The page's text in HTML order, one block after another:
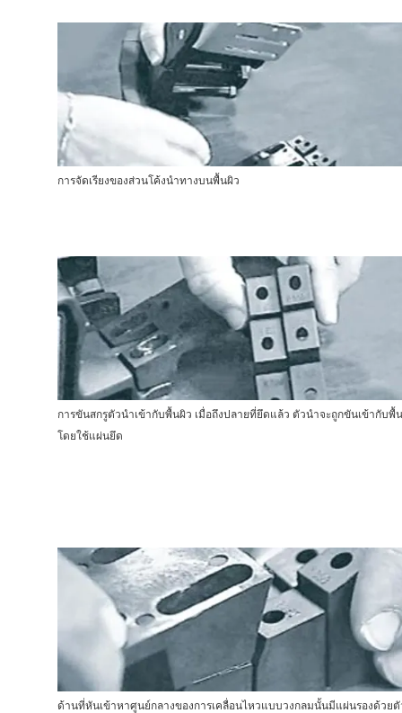
การจัดเรียงของส่วนโค้งนำทางบนพื้นผิว
การขันสกรูตัวนำเข้ากับพื้นผิว เมื่อถึงปลายที่ยึดแล้ว ตัวนำจะถูกขันเข้ากับพื้
โดยใช้แผ่นยึด
ด้านที่หันเข้าหาศูนย์กลางของการเคลื่อนไหวแบบวงกลมนั้นมีแผ่นรองด้วยตั